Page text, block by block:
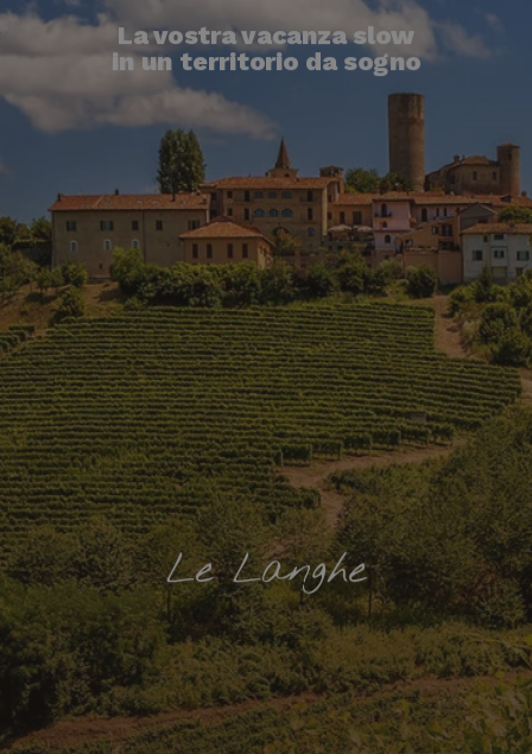
La vostra vacanza slow
in un territorio da sogno
Le Langhe